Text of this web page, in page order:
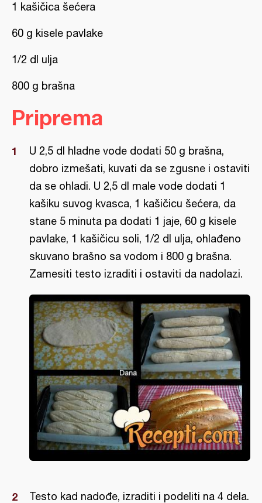
1 kašičica šećera
60 g kisele pavlake
1/2 dl ulja
800 g brašna
Priprema
U 2,5 dl hladne vode dodati 50 g brašna,
dobro izmešati, kuvati da se zgusne i ostaviti
da se ohladi. U 2,5 dl male vode dodati 1
kašiku suvog kvasca, 1 kašičicu šećera, da
stane 5 minuta pa dodati 1 jaje, 60 g kisele
pavlake, 1 kašičicu soli, 1/2 dl ulja, ohlađeno
skuvano brašno sa vodom i 800 g brašna.
Zamesiti testo izraditi i ostaviti da nadolazi.
Testo kad nadođe, izraditi i podeliti na 4 dela.